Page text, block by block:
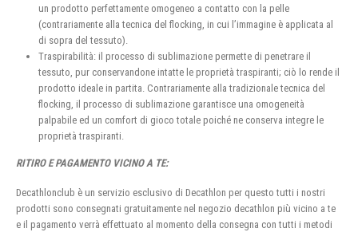
un prodotto perfettamente omogeneo a contatto con la pelle
(contrariamente alla tecnica del flocking, in cui l’immagine è applicata al
di sopra del tessuto).
Traspirabilità: il processo di sublimazione permette di penetrare il
tessuto, pur conservandone intatte le proprietà traspiranti; ciò lo rende il
prodotto ideale in partita. Contrariamente alla tradizionale tecnica del
flocking, il processo di sublimazione garantisce una omogeneità
palpabile ed un comfort di gioco totale poiché ne conserva integre le
proprietà traspiranti.
RITIRO E PAGAMENTO VICINO A TE:
Decathlonclub è un servizio esclusivo di Decathlon per questo tutti i nostri
prodotti sono consegnati gratuitamente nel negozio decathlon più vicino a te
e il pagamento verrà effettuato al momento della consegna con tutti i metodi